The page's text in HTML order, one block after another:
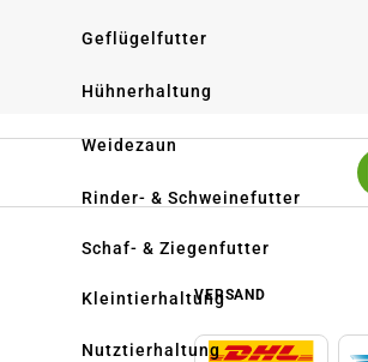
Geflügelfutter
Hühnerhaltung
Weidezaun
Rinder- & Schweinefutter
Schaf- & Ziegenfutter
Kleintierhaltung
Nutztierhaltung
VERSAND